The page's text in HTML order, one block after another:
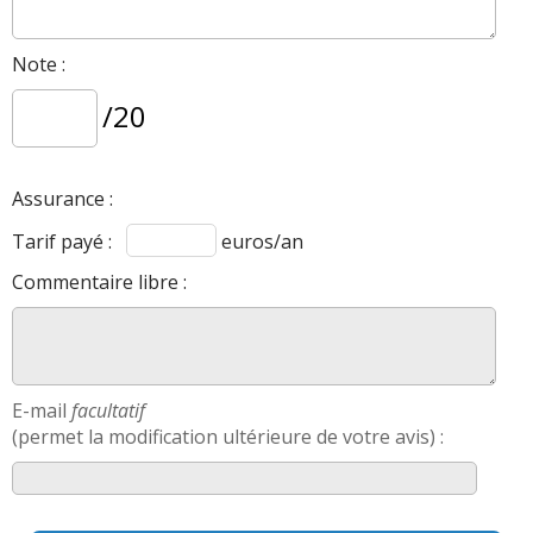
18/20
C5 SX 2.0 HDI 110 cv fin 2002 toutes
option
17/20
375000(0 )
Note :
/20
Assurance :
Tarif payé :
euros/an
Commentaire libre :
E-mail facultatif
(permet la modification ultérieure de votre avis) :